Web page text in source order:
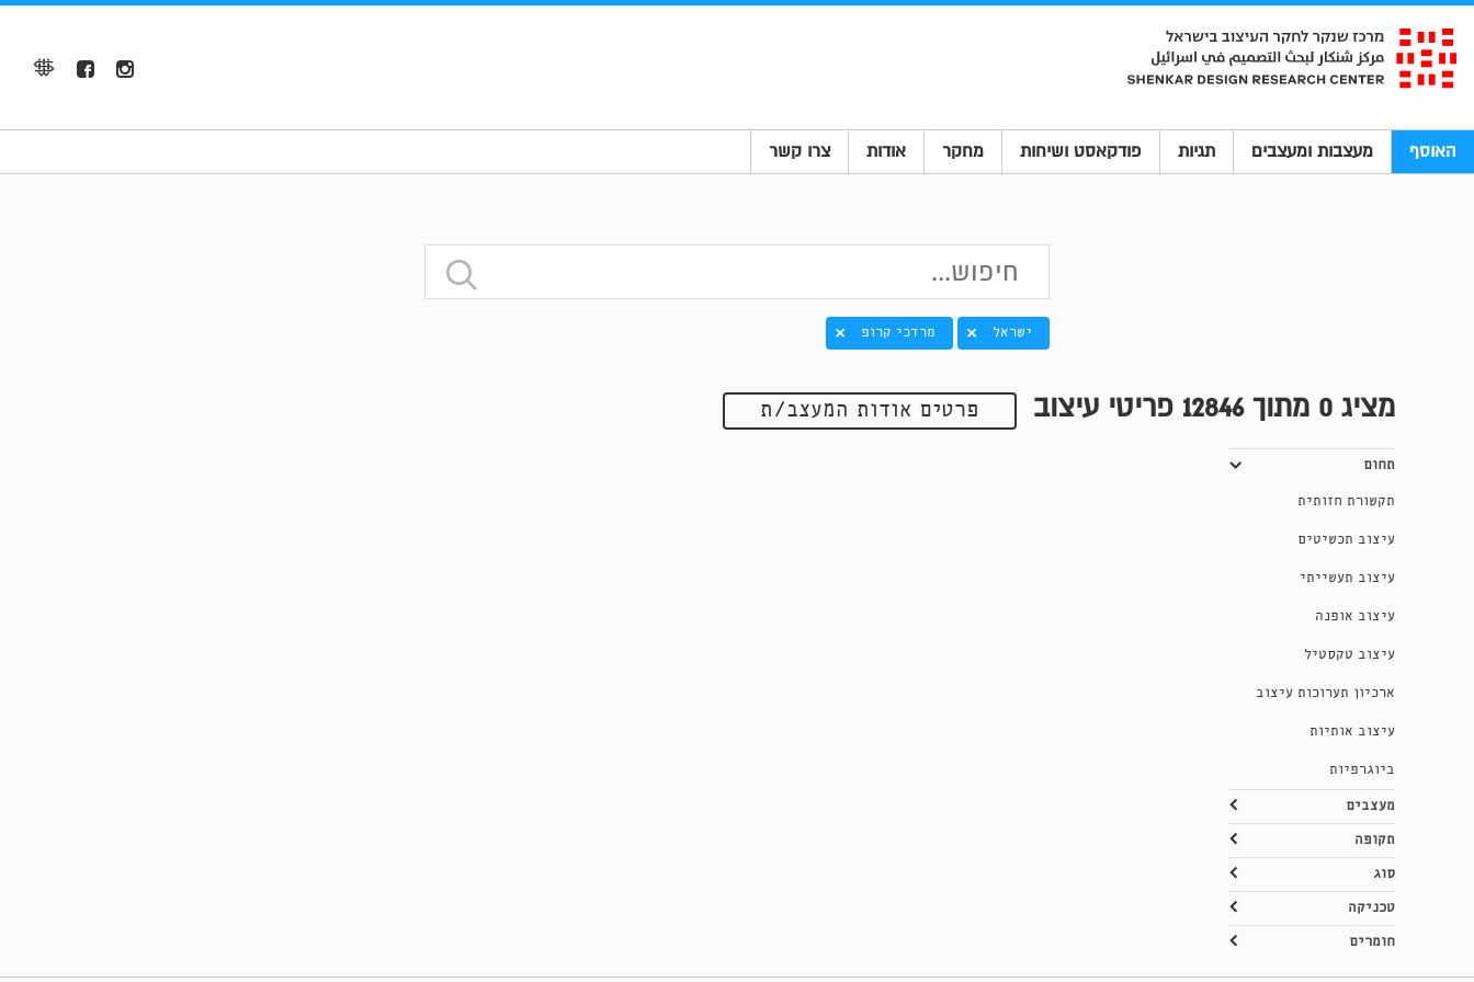
האוסף מעצבות ומעצבים תגיות פודקאסט ושיחות מחקר אודות צרו קשר
ישראל מרדכי קרופ
מציג 0 מתוך 12846 פריטי עיצוב פרטים אודות המעצב/ת
תחום
תקשורת חזותית
עיצוב תכשיטים
עיצוב תעשייתי
עיצוב אופנה
עיצוב טקסטיל
ארכיון תערוכות עיצוב
עיצוב אותיות
ביוגרפיות
מעצבים
תקופה
סוג
טכניקה
חומרים